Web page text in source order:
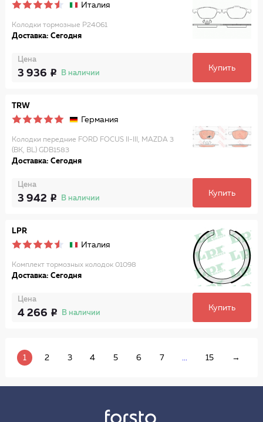
Италия
Колодки тормозные P24061
Доставка: Сегодня
Цена
3 936 В наличии
Купить
TRW
Германия
Колодки передние FORD FOCUS II-III, MAZDA 3
(BK, BL) GDB1583
Доставка: Сегодня
Цена
3 942 В наличии
Купить
LPR
Италия
Комплект тормозных колодок 01098
Доставка: Сегодня
Цена
4 266 В наличии
Купить
1 2 3 4 5 6 7 ... 15 →